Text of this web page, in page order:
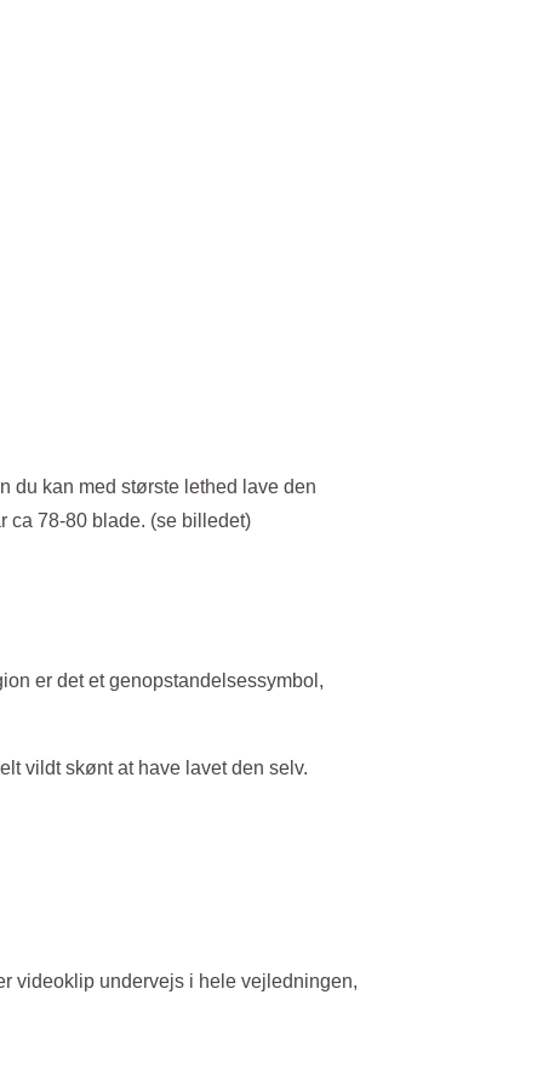
du kan med største lethed lave den
ca 78-80 blade. (se billedet)
er det et genopstandelsessymbol,
vildt skønt at have lavet den selv.
videoklip undervejs i hele vejledningen,